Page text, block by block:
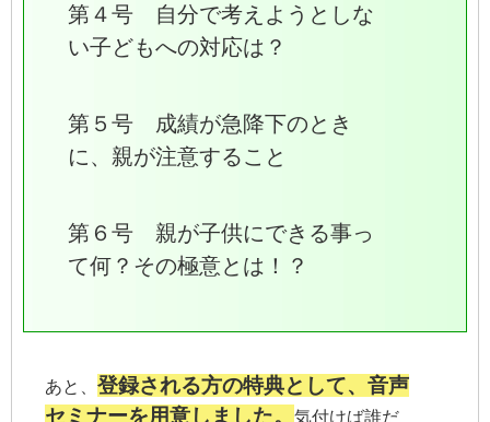
第４号 自分で考えようとしな
い子どもへの対応は？
第５号 成績が急降下のとき
に、親が注意すること
第６号 親が子供にできる事っ
て何？その極意とは！？
あと、 登録される方の特典として、音声
セミナーを用意しました。
気付けば誰だ